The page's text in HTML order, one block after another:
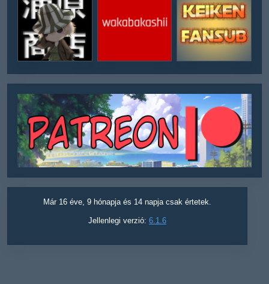
Már 16 éve, 9 hónapja és 14 napja csak értetek.
Jellenlegi verzió: 6.1.6